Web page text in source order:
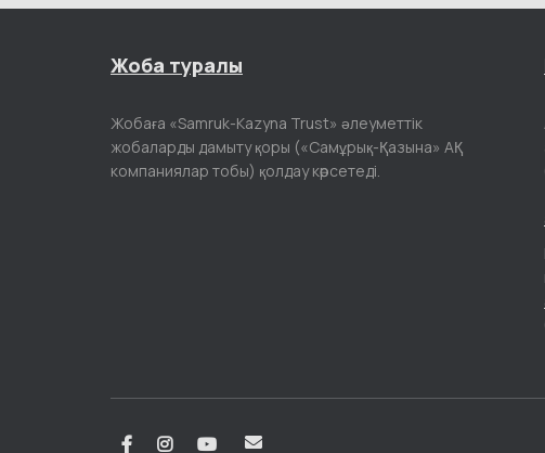
Жоба туралы
Жобаға «Samruk-Kazyna Trust» әлеуметтік
жобаларды дамыту қоры («Самұрық-Қазына» АҚ
компаниялар тобы) қолдау көрсетеді.